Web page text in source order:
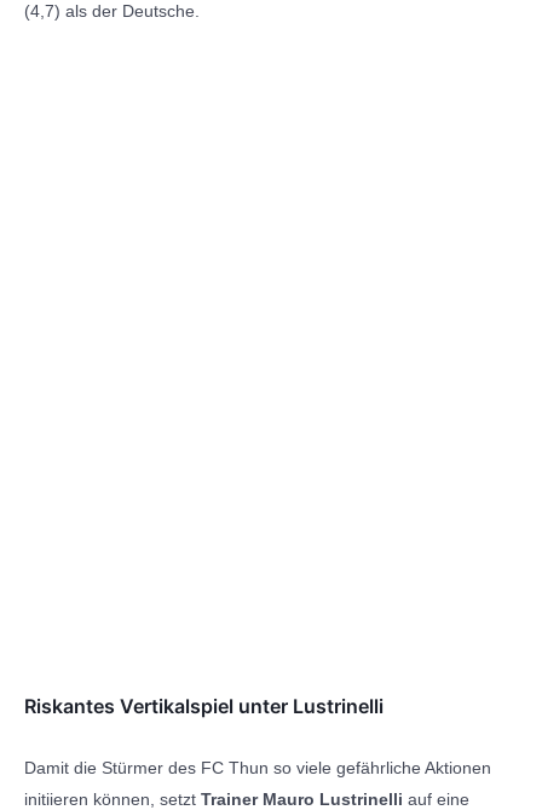
(4,7) als der Deutsche.
Riskantes Vertikalspiel unter Lustrinelli
Damit die Stürmer des FC Thun so viele gefährliche Aktionen
initiieren können, setzt Trainer Mauro Lustrinelli auf eine